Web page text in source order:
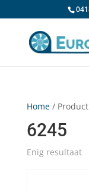
Home/ Product
6245
Enig resultaat